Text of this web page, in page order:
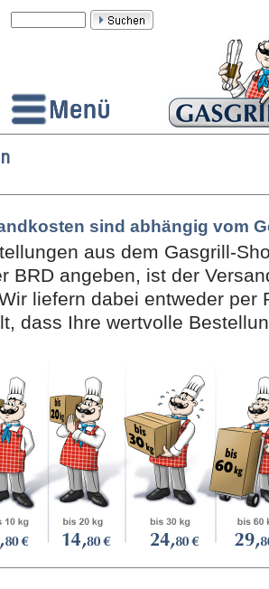
sind abhängig vom
aus dem Gasgrill-
BRD angeben, ist der
liefern dabei entweder
dass Ihre wertvolle